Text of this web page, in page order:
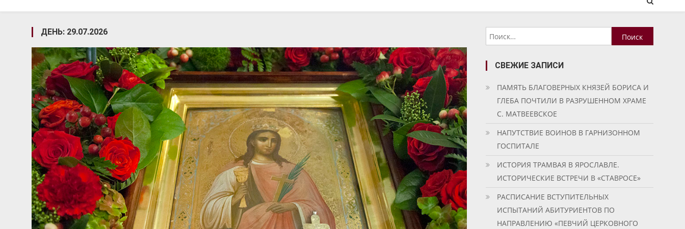
ДЕНЬ: 29.07.2026 Найти:
СВЕЖИЕ ЗАПИСИ
ПАМЯТЬ БЛАГОВЕРНЫХ КНЯЗЕЙ БОРИСА И
ГЛЕБА ПОЧТИЛИ В РАЗРУШЕННОМ ХРАМЕ
С. МАТВЕЕВСКОЕ
НАПУТСТВИЕ ВОИНОВ В ГАРНИЗОННОМ
ГОСПИТАЛЕ
ИСТОРИЯ ТРАМВАЯ В ЯРОСЛАВЛЕ.
ИСТОРИЧЕСКИЕ ВСТРЕЧИ В «СТАВРОСЕ»
РАСПИСАНИЕ ВСТУПИТЕЛЬНЫХ
ИСПЫТАНИЙ АБИТУРИЕНТОВ ПО
НАПРАВЛЕНИЮ «ПЕВЧИЙ ЦЕРКОВНОГО